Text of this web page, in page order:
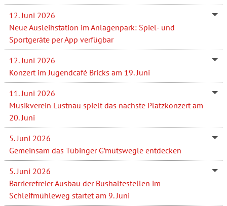
12. Juni 2026
Neue Ausleihstation im Anlagenpark: Spiel- und
Sportgeräte per App verfügbar
12. Juni 2026
Konzert im Jugendcafé Bricks am 19. Juni
11. Juni 2026
Musikverein Lustnau spielt das nächste Platzkonzert am
20. Juni
5. Juni 2026
Gemeinsam das Tübinger G’mütswegle entdecken
5. Juni 2026
Barrierefreier Ausbau der Bushaltestellen im
Schleifmühleweg startet am 9. Juni